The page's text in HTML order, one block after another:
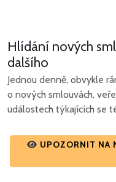
Hlídání nových
dalšího
Jednou denně, obvykle
o nových smlouvách,
událostech týkajících se
UPOZORNIT NA